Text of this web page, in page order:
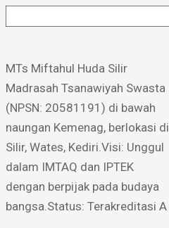
MTs Miftahul Huda Silir ​
Madrasah Tsanawiyah Swasta
(NPSN: 20581191) di bawah
naungan Kemenag, berlokasi di
Silir, Wates, Kediri. ​Visi: Unggul
dalam IMTAQ dan IPTEK
dengan berpijak pada budaya
bangsa. ​Status: Terakreditasi A